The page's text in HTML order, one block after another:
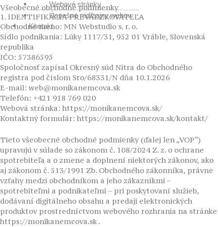
Webové stránky
Úspešné redizajny webov
Kontakt
Všeobecné obchodné podmienky
1. IDENTIFIKÁCIA PREVÁDZKOVATEĽA
Obchodné meno: MN Webstudio s. r. o.
Sídlo podnikania: Lúky 1117/31, 952 01 Vráble, Slovenská
republika
IČO: 57386595
Spoločnosť zapísal Okresný súd Nitra do Obchodného
registra pod číslom Sro/68331/N dňa 10.1.2026
E-mail: web@monikanemcova.sk
Telefón: +421 918 769 020
Webová stránka: https://monikanemcova.sk/
Kontaktný formulár: https://monikanemcova.sk/kontakt/
Tieto všeobecné obchodné podmienky (ďalej len „VOP“)
upravujú v súlade so zákonom č. 108/2024 Z. z. o ochrane
spotrebiteľa a o zmene a doplnení niektorých zákonov, ako
aj zákonom č. 513/1991 Zb. Obchodného zákonníka, právne
vzťahy medzi obchodníkom a jeho zákazníkmi –
spotrebiteľmi a podnikateľmi – pri poskytovaní služieb,
dodávaní digitálneho obsahu a predaji elektronických
produktov prostredníctvom webového rozhrania na stránke
https://monikanemcova.sk .